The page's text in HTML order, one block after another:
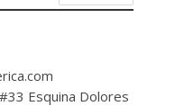
Esquina Dolores